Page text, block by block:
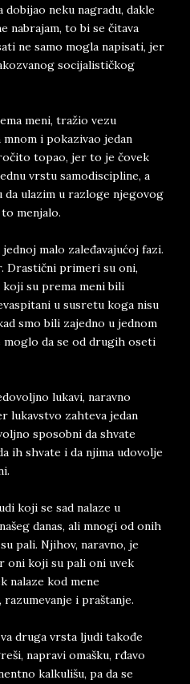
dobijao neku nagradu, dakle
nabrajam, to bi se čitava
ne samo mogla napisati, jer
socijalističkog
meni, tražio vezu
i pokazivao jedan
topao, jer to je čovek
vrstu samodiscipline, a
da ulazim u razloge njegovog
menjalo.
malo zaleđavajućoj fazi.
Drastični primeri su oni,
su prema meni bili
u susretu koga nisu
smo bili zajedno u jednom
da se od drugih oseti
lukavi, naravno
lukavstvo zahteva jedan
sposobni da shvate
ih shvate i da njima udovolje
koji se sad nalaze u
danas, ali mnogi od onih
pali. Njihov, naravno, je
oni koji su pali oni uvek
nalaze kod mene
i praštanje.
druga vrsta ljudi takođe
napravi omašku, rđavo
kalkulišu, pa da se